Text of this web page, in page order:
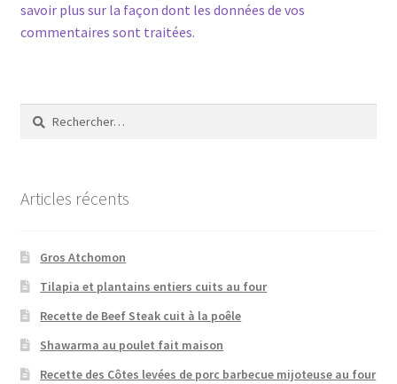
savoir plus sur la façon dont les données de vos
commentaires sont traitées.
Rechercher :
Articles récents
Gros Atchomon
Tilapia et plantains entiers cuits au four
Recette de Beef Steak cuit à la poêle
Shawarma au poulet fait maison
Recette des Côtes levées de porc barbecue mijoteuse au four